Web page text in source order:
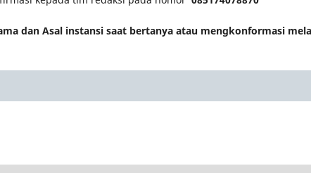
dan Asal instansi saat bertanya atau mengkonformasi